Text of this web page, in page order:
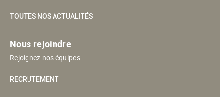
TOUTES NOS ACTUALITÉS
Nous rejoindre
Rejoignez nos équipes
RECRUTEMENT